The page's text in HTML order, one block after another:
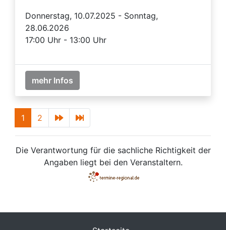
Donnerstag, 10.07.2025 - Sonntag,
28.06.2026
17:00 Uhr - 13:00 Uhr
mehr Infos
1 2
Die Verantwortung für die sachliche Richtigkeit der
Angaben liegt bei den Veranstaltern.